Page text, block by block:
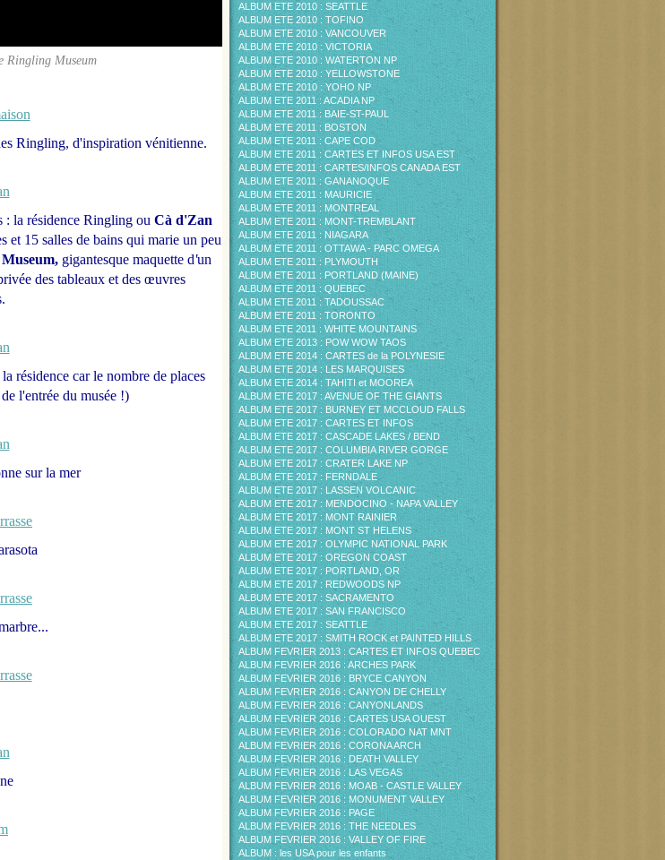
Ringling Museum
Ringling, d'inspiration vénitienne.
: la résidence Ringling ou Cà d'Zan
et 15 salles de bains qui marie un peu
gigantesque maquette d'un
des tableaux et des œuvres
résidence car le nombre de places
l'entrée du musée !)
sur la mer
ALBUM ETE 2010 : SEATTLE
ALBUM ETE 2010 : TOFINO
ALBUM ETE 2010 : VANCOUVER
ALBUM ETE 2010 : VICTORIA
ALBUM ETE 2010 : WATERTON NP
ALBUM ETE 2010 : YELLOWSTONE
ALBUM ETE 2010 : YOHO NP
ALBUM ETE 2011 : ACADIA NP
ALBUM ETE 2011 : BAIE-ST-PAUL
ALBUM ETE 2011 : BOSTON
ALBUM ETE 2011 : CAPE COD
ALBUM ETE 2011 : CARTES ET INFOS USA EST
ALBUM ETE 2011 : CARTES/INFOS CANADA EST
ALBUM ETE 2011 : GANANOQUE
ALBUM ETE 2011 : MAURICIE
ALBUM ETE 2011 : MONTREAL
ALBUM ETE 2011 : MONT-TREMBLANT
ALBUM ETE 2011 : NIAGARA
ALBUM ETE 2011 : OTTAWA - PARC OMEGA
ALBUM ETE 2011 : PLYMOUTH
ALBUM ETE 2011 : PORTLAND (MAINE)
ALBUM ETE 2011 : QUEBEC
ALBUM ETE 2011 : TADOUSSAC
ALBUM ETE 2011 : TORONTO
ALBUM ETE 2011 : WHITE MOUNTAINS
ALBUM ETE 2013 : POW WOW TAOS
ALBUM ETE 2014 : CARTES de la POLYNESIE
ALBUM ETE 2014 : LES MARQUISES
ALBUM ETE 2014 : TAHITI et MOOREA
ALBUM ETE 2017 : AVENUE OF THE GIANTS
ALBUM ETE 2017 : BURNEY ET MCCLOUD FALLS
ALBUM ETE 2017 : CARTES ET INFOS
ALBUM ETE 2017 : CASCADE LAKES / BEND
ALBUM ETE 2017 : COLUMBIA RIVER GORGE
ALBUM ETE 2017 : CRATER LAKE NP
ALBUM ETE 2017 : FERNDALE
ALBUM ETE 2017 : LASSEN VOLCANIC
ALBUM ETE 2017 : MENDOCINO - NAPA VALLEY
ALBUM ETE 2017 : MONT RAINIER
ALBUM ETE 2017 : MONT ST HELENS
ALBUM ETE 2017 : OLYMPIC NATIONAL PARK
ALBUM ETE 2017 : OREGON COAST
ALBUM ETE 2017 : PORTLAND, OR
ALBUM ETE 2017 : REDWOODS NP
ALBUM ETE 2017 : SACRAMENTO
ALBUM ETE 2017 : SAN FRANCISCO
ALBUM ETE 2017 : SEATTLE
ALBUM ETE 2017 : SMITH ROCK et PAINTED HILLS
ALBUM FEVRIER 2013 : CARTES ET INFOS QUEBEC
ALBUM FEVRIER 2016 : ARCHES PARK
ALBUM FEVRIER 2016 : BRYCE CANYON
ALBUM FEVRIER 2016 : CANYON DE CHELLY
ALBUM FEVRIER 2016 : CANYONLANDS
ALBUM FEVRIER 2016 : CARTES USA OUEST
ALBUM FEVRIER 2016 : COLORADO NAT MNT
ALBUM FEVRIER 2016 : CORONA ARCH
ALBUM FEVRIER 2016 : DEATH VALLEY
ALBUM FEVRIER 2016 : LAS VEGAS
ALBUM FEVRIER 2016 : MOAB - CASTLE VALLEY
ALBUM FEVRIER 2016 : MONUMENT VALLEY
ALBUM FEVRIER 2016 : PAGE
ALBUM FEVRIER 2016 : THE NEEDLES
ALBUM FEVRIER 2016 : VALLEY OF FIRE
ALBUM : les USA pour les enfants